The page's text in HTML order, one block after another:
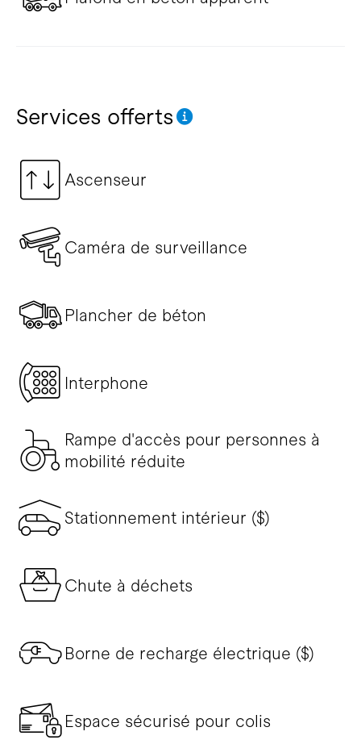
Services offerts
Ascenseur
Caméra de surveillance
Plancher de béton
Interphone
Rampe d'accès pour personnes à
mobilité réduite
Stationnement intérieur ($)
Chute à déchets
Borne de recharge électrique ($)
Espace sécurisé pour colis